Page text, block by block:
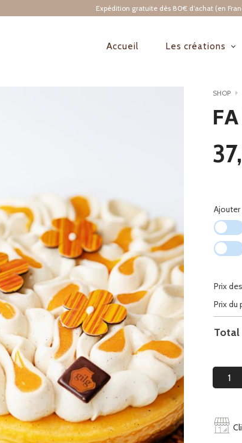
Expédition gratuite dès 80€ d’achat (en
NAVIGATION
Accueil Les créations
SHOP
Ajouter
Prix
Prix du
Total
quantité
de
6